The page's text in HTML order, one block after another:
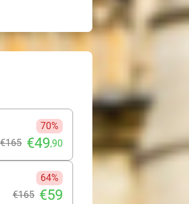
70%
€165 €49,90
64%
€165 €59